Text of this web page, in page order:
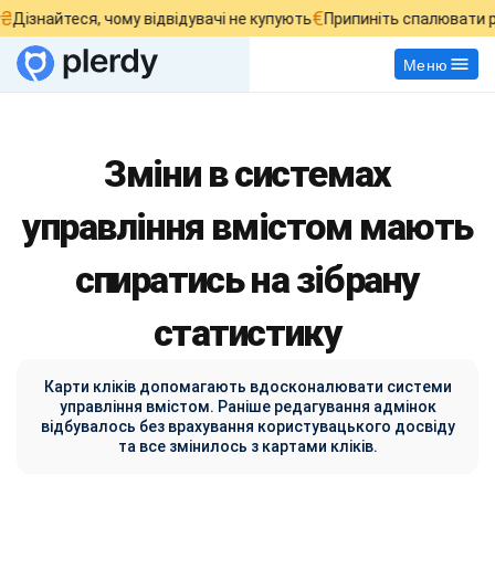
чому відвідувачі не купують€Припиніть спалювати
Меню
Зміни в системах
управління вмістом мають
спиратись на зібрану
статистику
Карти кліків допомагають вдосконалювати системи
управління вмістом. Раніше редагування адмінок
відбувалось без врахування користувацького досвіду
та все змінилось з картами кліків.